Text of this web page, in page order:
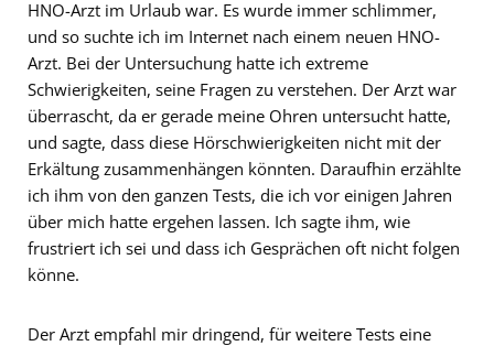
HNO-Arzt im Urlaub war. Es wurde immer schlimmer,
und so suchte ich im Internet nach einem neuen HNO-
Arzt. Bei der Untersuchung hatte ich extreme
Schwierigkeiten, seine Fragen zu verstehen. Der Arzt war
überrascht, da er gerade meine Ohren untersucht hatte,
und sagte, dass diese Hörschwierigkeiten nicht mit der
Erkältung zusammenhängen könnten. Daraufhin erzählte
ich ihm von den ganzen Tests, die ich vor einigen Jahren
über mich hatte ergehen lassen. Ich sagte ihm, wie
frustriert ich sei und dass ich Gesprächen oft nicht folgen
könne.
Der Arzt empfahl mir dringend, für weitere Tests eine